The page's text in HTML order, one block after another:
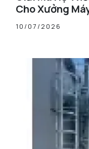
Cho Xưởng
10/07/2026